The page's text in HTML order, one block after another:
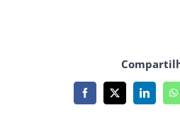
Facebook
X LinkedIn